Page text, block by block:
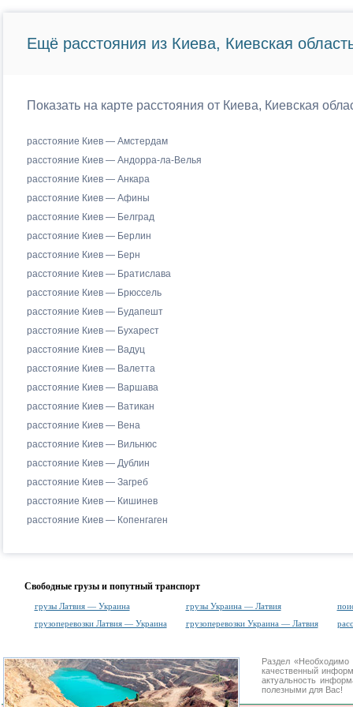
Ещё расстояния из Киева, Киевская
Показать на карте расстояния от Киева, Киевская
расстояние Киев — Амстердам
расстояние Киев — Андорра-ла-Велья
расстояние Киев — Анкара
расстояние Киев — Афины
расстояние Киев — Белград
расстояние Киев — Берлин
расстояние Киев — Берн
расстояние Киев — Братислава
расстояние Киев — Брюссель
расстояние Киев — Будапешт
расстояние Киев — Бухарест
расстояние Киев — Вадуц
расстояние Киев — Валетта
расстояние Киев — Варшава
расстояние Киев — Ватикан
расстояние Киев — Вена
расстояние Киев — Вильнюс
расстояние Киев — Дублин
расстояние Киев — Загреб
расстояние Киев — Кишинев
расстояние Киев — Копенгаген
Свободные грузы и попутный транспорт
грузы Латвия — Украина грузы Украина — Латвия
грузоперевозки Латвия — Украина
грузоперевозки Украина — Латвия
Раздел
качественный
актуальность
полезными для Вас!